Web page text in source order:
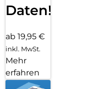
Daten!
ab 19,95 €
inkl. MwSt.
Mehr
erfahren